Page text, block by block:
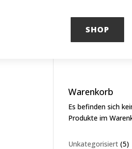
SHOP
Warenkorb
Es befinden sich
Produkte im
Unkategorisiert 55